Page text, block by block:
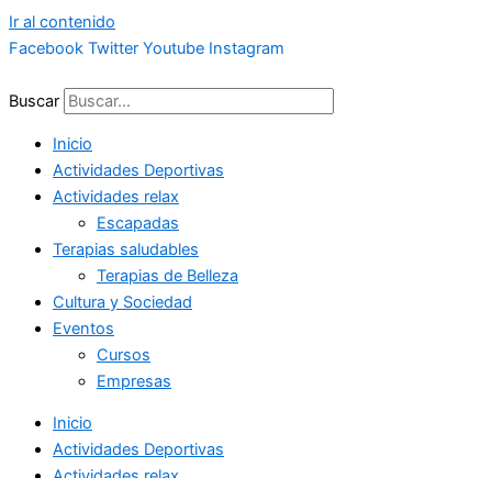
Ir al contenido
Facebook Twitter Youtube Instagram
Buscar
Inicio
Actividades Deportivas
Actividades relax
Escapadas
Terapias saludables
Terapias de Belleza
Cultura y Sociedad
Eventos
Cursos
Empresas
Inicio
Actividades Deportivas